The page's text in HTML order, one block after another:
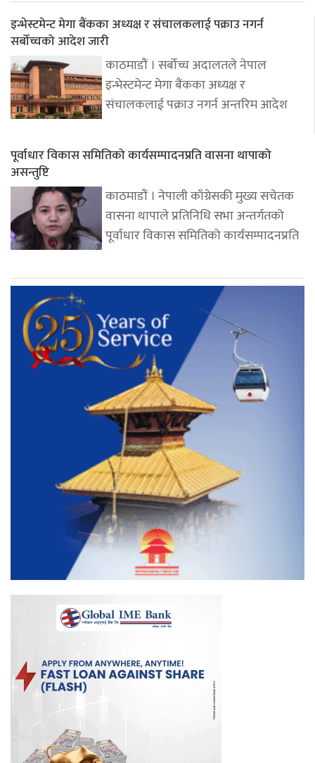
इन्भेस्टमेन्ट मेगा बैंकका अध्यक्ष र संचालकलाई पक्राउ नगर्न
सर्बोच्चको आदेश जारी
काठमाडौं । सर्बोच्च अदालतले नेपाल
इन्भेस्टमेन्ट मेगा बैंकका अध्यक्ष र
संचालकलाई पक्राउ नगर्न अन्तरिम आदेश
पूर्वाधार विकास समितिको कार्यसम्पादनप्रति वासना थापाको
असन्तुष्टि
काठमाडौं । नेपाली काँग्रेसकी मुख्य सचेतक
वासना थापाले प्रतिनिधि सभा अन्तर्गतको
पूर्वाधार विकास समितिको कार्यसम्पादनप्रति